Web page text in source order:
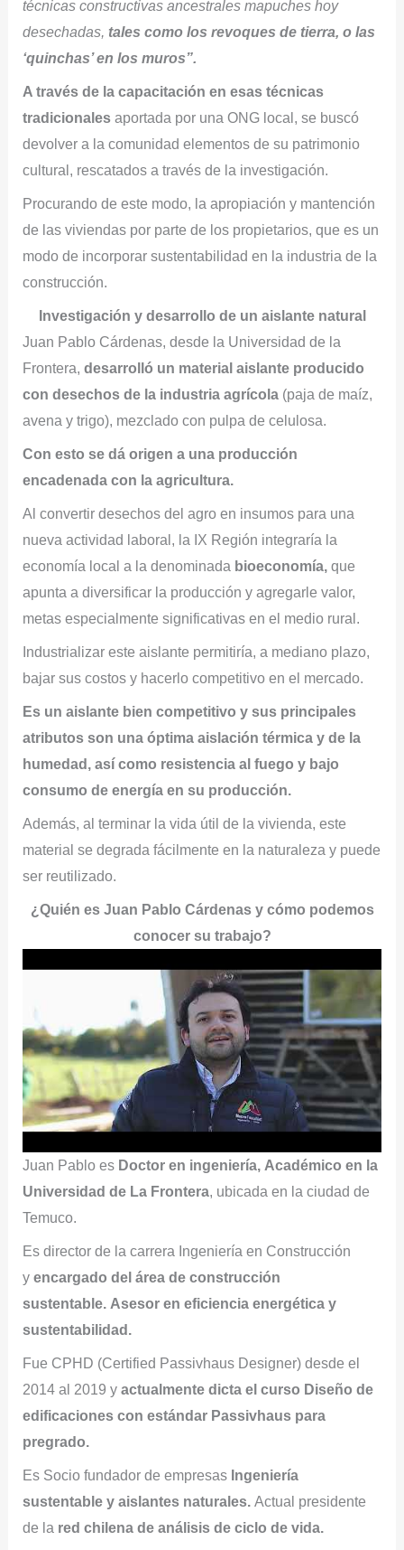
técnicas constructivas ancestrales mapuches hoy
desechadas, tales como los revoques de tierra, o las
‘quinchas’ en los muros”.
A través de la capacitación en esas técnicas
tradicionalesaportada por una ONG local, se buscó
devolver a la comunidad elementos de su patrimonio
cultural, rescatados a través de la investigación.
Procurando de este modo, la apropiación y mantención
de las viviendas por parte de los propietarios, que es un
modo de incorporar sustentabilidad en la industria de la
construcción.
Investigación y desarrollo de un aislante natural
Juan Pablo Cárdenas, desde la Universidad de la
Frontera, desarrolló un material aislante producido
con desechos de la industria agrícola(paja de maíz,
avena y trigo), mezclado con pulpa de celulosa.
Con esto se dá origen a una producción
encadenada con la agricultura.
Al convertir desechos del agro en insumos para una
nueva actividad laboral, la IX Región integraría la
economía local a la denominada bioeconomía, que
apunta a diversificar la producción y agregarle valor,
metas especialmente significativas en el medio rural.
Industrializar este aislante permitiría, a mediano plazo,
bajar sus costos y hacerlo competitivo en el mercado.
Es un aislante bien competitivo y sus principales
atributos son una óptima aislación térmica y de la
humedad, así como resistencia al fuego y bajo
consumo de energía en su producción.
Además, al terminar la vida útil de la vivienda, este
material se degrada fácilmente en la naturaleza y puede
ser reutilizado.
¿Quién es Juan Pablo Cárdenas y cómo podemos
conocer su trabajo?
Juan Pablo es Doctor en ingeniería, Académico en la
Universidad de La Frontera, ubicada en la ciudad de
Temuco.
Es director de la carrera Ingeniería en Construcción
y encargado del área de construcción
sustentable. Asesor en eficiencia energética y
sustentabilidad.
Fue CPHD (Certified Passivhaus Designer) desde el
2014 al 2019 y actualmente dicta el curso Diseño de
edificaciones con estándar Passivhaus para
pregrado.
Es Socio fundador de empresas Ingeniería
sustentable y aislantes naturales.Actual presidente
de la red chilena de análisis de ciclo de vida.